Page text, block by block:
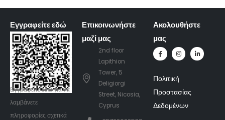
Εγγραφείτε εδώ
Εγγραφείτεεδώγια να
λαμβάνετε
πληροφορίες σχετικά
Επικοινωνήστε
μαζί μας
2nd floor
Lapithion
Tower, 5
Deligiorgi
Street, Nicosia,
Cyprus
Ακολουθήστε
μας
Πολιτική
Προστασίας
Δεδομένων